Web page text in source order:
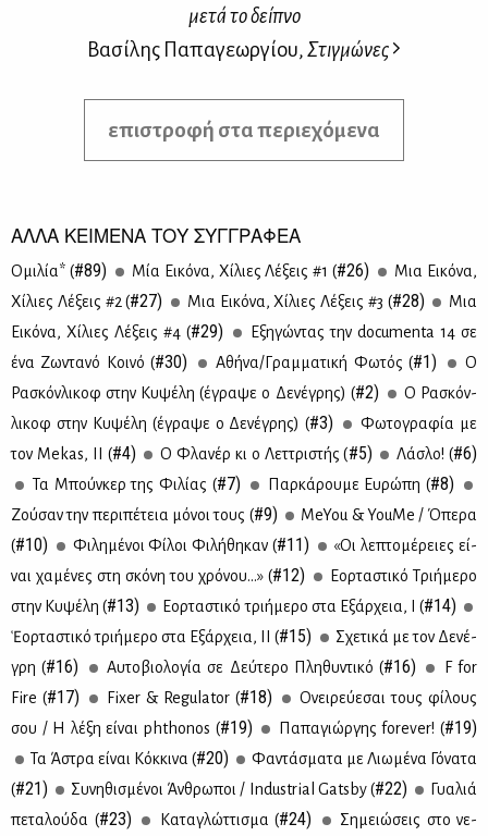
μετά το δείπνο
Βασίλης Παπαγεωργίου,Στιγμώνες
επιστροφή στα περιεχόμενα
ΑΛΛΑ ΚΕΙΜΕΝΑ ΤΟΥ ΣΥΓΓΡΑΦΕΑ
Ομι­λία* (#89) Μία Ει­κό­να, Χί­λιες Λέ­ξεις #1 (#26)
Μια Ει­κό­να,
Χί­λιες Λέ­ξεις #2 (#27) Μια Ει­κό­να, Χί­λιες Λέ­ξεις #3 (#28)
Μια
Ει­κό­να, Χί­λιες Λέ­ξεις #4 (#29)
Εξη­γώ­ντας την documenta 14 σε
ένα Ζω­ντα­νό Κοι­νό (#30) Αθή­να/Γραμ­μα­τι­κή Φω­τός (#1)
Ο
Ρα­σκόν­λι­κοφ στην Κυ­ψέ­λη (έγρα­ψε ο Δε­νέ­γρης) (#2)
Ο Ρα­σκόν­
λι­κοφ στην Κυ­ψέ­λη (έγρα­ψε ο Δε­νέ­γρης) (#3)
Φω­το­γρα­φία με
τον Mekas, ΙΙ (#4) Ο Φλα­νέρ κι ο Λετ­τρι­στής (#5) Λά­σλο! (#6)
Τα Μπούν­κερ της Φι­λί­ας (#7) Παρ­κά­ρου­με Ευ­ρώ­πη (#8)
Ζού­σαν την πε­ρι­πέ­τεια μό­νοι τους (#9)
MeYou & YouΜe / Όπε­ρα
(#10) Φι­λη­μέ­νοι Φί­λοι Φι­λή­θη­καν (#11)
«Οι λε­πτο­μέ­ρειες εί­
ναι χα­μέ­νες στη σκό­νη του χρό­νου…» (#12)
Εορ­τα­στι­κό Τρι­ή­με­ρο
στην Κυ­ψέ­λη (#13) Εορ­τα­στι­κό τρι­ή­με­ρο στα Εξάρ­χεια, Ι (#14)
Ἑορ­τα­στι­κό τρι­ή­με­ρο στα Εξάρ­χεια, ΙΙ (#15)
Σχε­τι­κά με τον Δε­νέ­
γρη (#16) Αυ­το­βιο­λο­γία σε Δεύ­τε­ρο Πλη­θυ­ντι­κό (#16)
F for
Fire (#17) Fixer & Regulator (#18)
Ονει­ρεύ­ε­σαι τους φί­λους
σου / Η λέ­ξη εί­ναι phthonos (#19) Πα­πα­γιώρ­γης forever! (#19)
Τα Άστρα εί­ναι Κόκ­κι­να (#20)
Φα­ντά­σμα­τα με Λιω­μέ­να Γό­να­τα
(#21) Συ­νη­θι­σμέ­νοι Άν­θρω­ποι / Industrial Gatsby (#22)
Γυα­λιά
πε­τα­λού­δα (#23) Κα­τα­γλώτ­τι­σμα (#24) Ση­μειώ­σεις στο νε­